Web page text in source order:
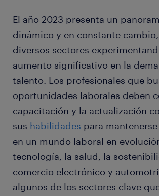
El año 2023 presenta un
dinámico y en constante
diversos sectores
aumento significativo en la
talento. Los profesionales que
oportunidades laborales deben
capacitación y la actualización
sus habilidades para
en un mundo laboral en
tecnología, la salud, la
comercio electrónico y
algunos de los sectores clave